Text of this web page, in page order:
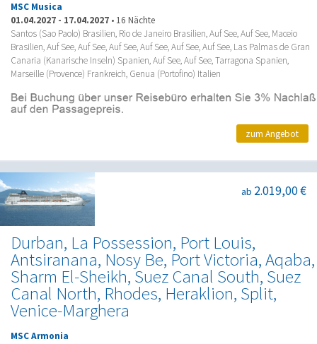
MSC Musica
01.04.2027 - 17.04.2027 • 16 Nächte
Santos (Sao Paolo) Brasilien, Rio de Janeiro Brasilien, Auf See, Auf See, Maceio
Brasilien, Auf See, Auf See, Auf See, Auf See, Auf See, Auf See, Las Palmas de Gran
Canaria (Kanarische Inseln) Spanien, Auf See, Auf See, Tarragona Spanien,
Marseille (Provence) Frankreich, Genua (Portofino) Italien
zum Angebot
Durban, La Possession, Port Louis,
Antsiranana, Nosy Be, Port Victoria, Aqaba,
Sharm El-Sheikh, Suez Canal South, Suez
Canal North, Rhodes, Heraklion, Split,
Venice-Marghera
ab 2.019,00 €
MSC Armonia